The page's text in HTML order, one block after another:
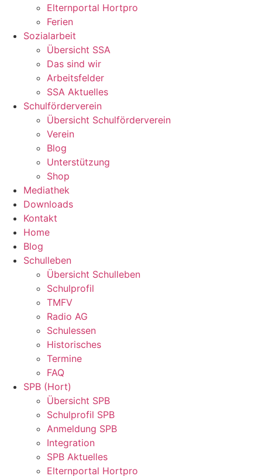
Elternportal Hortpro
Ferien
Sozialarbeit
Übersicht SSA
Das sind wir
Arbeitsfelder
SSA Aktuelles
Schulförderverein
Übersicht Schulförderverein
Verein
Blog
Unterstützung
Shop
Mediathek
Downloads
Kontakt
Home
Blog
Schulleben
Übersicht Schulleben
Schulprofil
TMFV
Radio AG
Schulessen
Historisches
Termine
FAQ
SPB (Hort)
Übersicht SPB
Schulprofil SPB
Anmeldung SPB
Integration
SPB Aktuelles
Elternportal Hortpro